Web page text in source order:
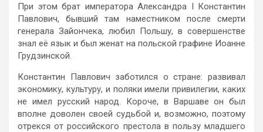
При этом брат императора Александра I Константин
Павлович, бывший там наместником после смерти
генерала Зайончека, любил Польшу, в совершенстве
знал её язык и был женат на польской графине Иоанне
Грудзинской.
Константин Павлович заботился о стране: развивал
экономику, культуру, и поляки имели привилегии, каких
не имел русский народ. Короче, в Варшаве он был
вполне доволен своей судьбой и, возможно, поэтому
отрекся от российского престола в пользу младшего